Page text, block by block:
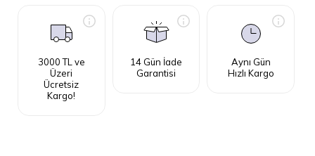
3000 TL ve
Üzeri
Ücretsiz
Kargo!
14 Gün İade
Garantisi
Aynı Gün
Hızlı Kargo